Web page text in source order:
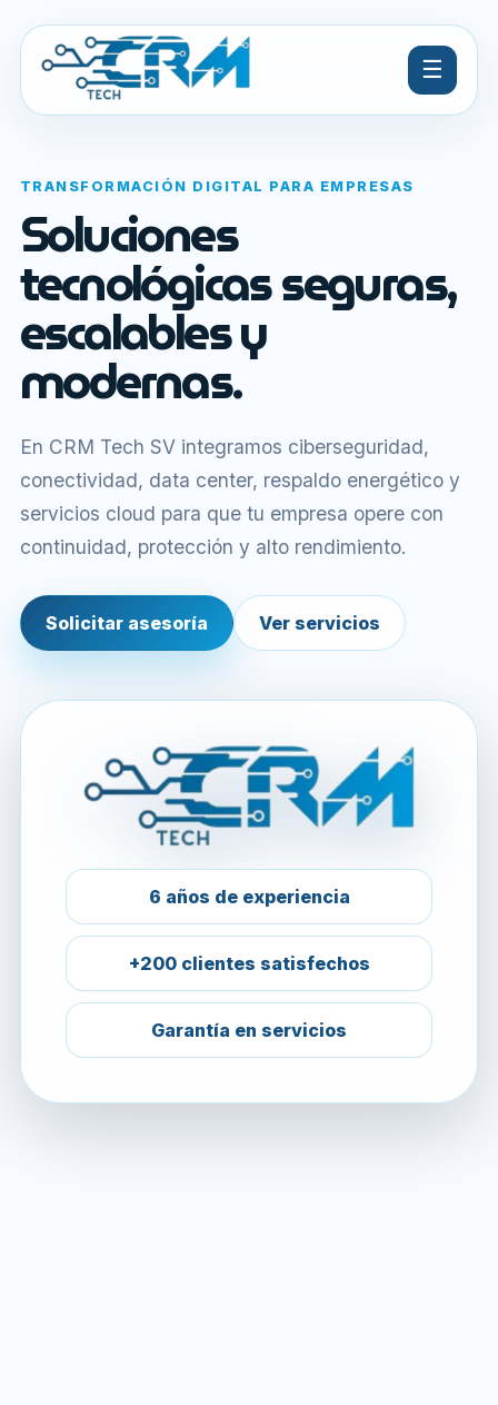
☰
TRANSFORMACIÓN DIGITAL PARA EMPRESAS
Soluciones
tecnológicas seguras,
escalables y
modernas.
En CRM Tech SV integramos ciberseguridad,
conectividad, data center, respaldo energético y
servicios cloud para que tu empresa opere con
continuidad, protección y alto rendimiento.
Solicitar asesoría Ver servicios
6 años de experiencia
+200 clientes satisfechos
Garantía en servicios